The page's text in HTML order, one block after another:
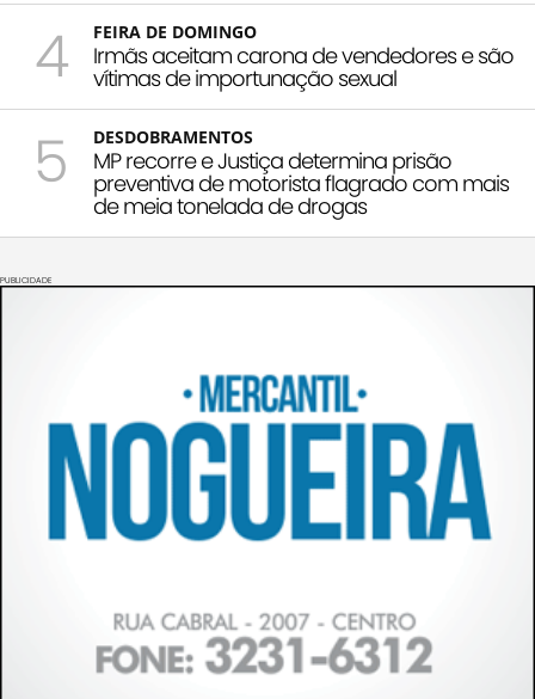
4 FEIRA DE DOMINGO
Irmãs aceitam carona de vendedores e são
vítimas de importunação sexual
5 DESDOBRAMENTOS
MP recorre e Justiça determina prisão
preventiva de motorista flagrado com mais
de meia tonelada de drogas
PUBLICIDADE